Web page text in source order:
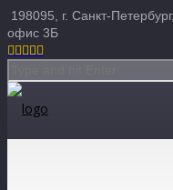
198095, г. Санкт-
офис 3Б
